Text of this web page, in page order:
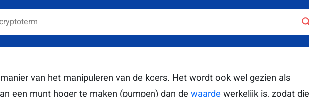
van het manipuleren van de koers. Het wordt ook wel gezien als
een munt hoger te maken (pumpen) dan de waarde werkelijk is, zodat die